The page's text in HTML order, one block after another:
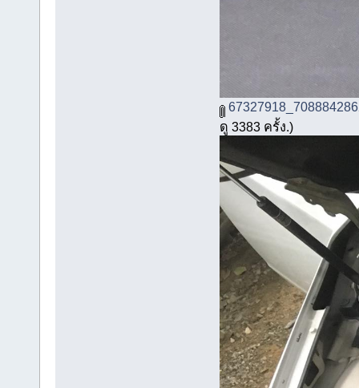
ดู 3383 ครั้ง.)